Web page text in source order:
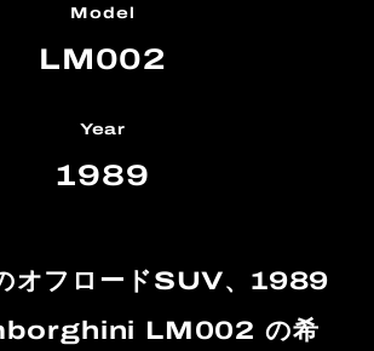
Model
LM002
Year
1989
オフロードSUV、1989
LM002 の希